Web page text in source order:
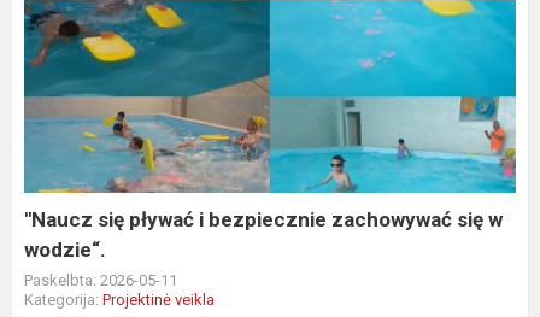
"Naucz
się
pływać
i
bezpiecznie
zachowywać
się
w
wodzie“.
"Naucz się pływać i bezpiecznie zachowywać się w
wodzie“.
Paskelbta: 2026-05-11
Kategorija: Projektinė veikla